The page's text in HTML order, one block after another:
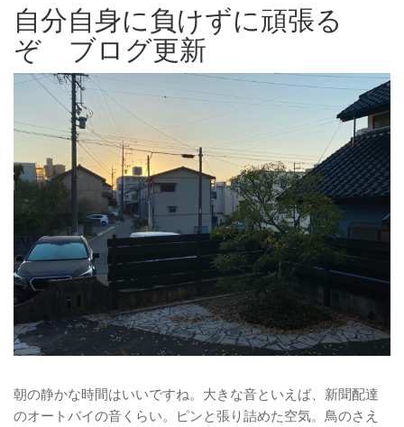
自分自身に負けずに頑張る
ぞ ブログ更新
朝の静かな時間はいいですね。大きな音といえば、新聞配達
のオートバイの音くらい。ピンと張り詰めた空気。鳥のさえ